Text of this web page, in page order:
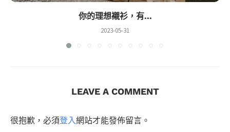
你的理想襯衫，有...
2023-05-31
LEAVE A COMMENT
很抱歉，必須登入網站才能發佈留言。